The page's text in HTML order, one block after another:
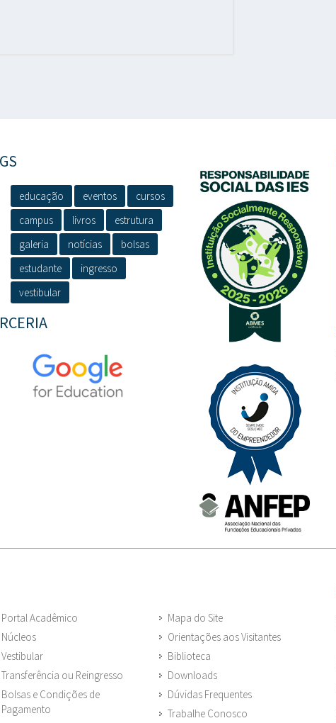
educação eventos
cursos
campus
livros
estrutura
galeria
notícias
bolsas
estudante
ingresso
vestibular
Portal Acadêmico
Núcleos
Vestibular
Transferência ou Reingresso
Bolsas e Condições de
Pagamento
Mapa do Site
Orientações aos Visitantes
Biblioteca
Downloads
Dúvidas Frequentes
Trabalhe Conosco